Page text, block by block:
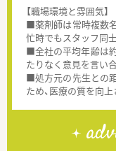
【職場環境と雰囲気】
■薬剤師は常時複数
忙時でもスタッフ同
■全社の平均年齢は
たりなく意見を言い
■処方元の先生との
ため、医療の質を向